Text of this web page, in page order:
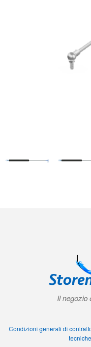
Il negozio
Condizioni generali di
tecniche